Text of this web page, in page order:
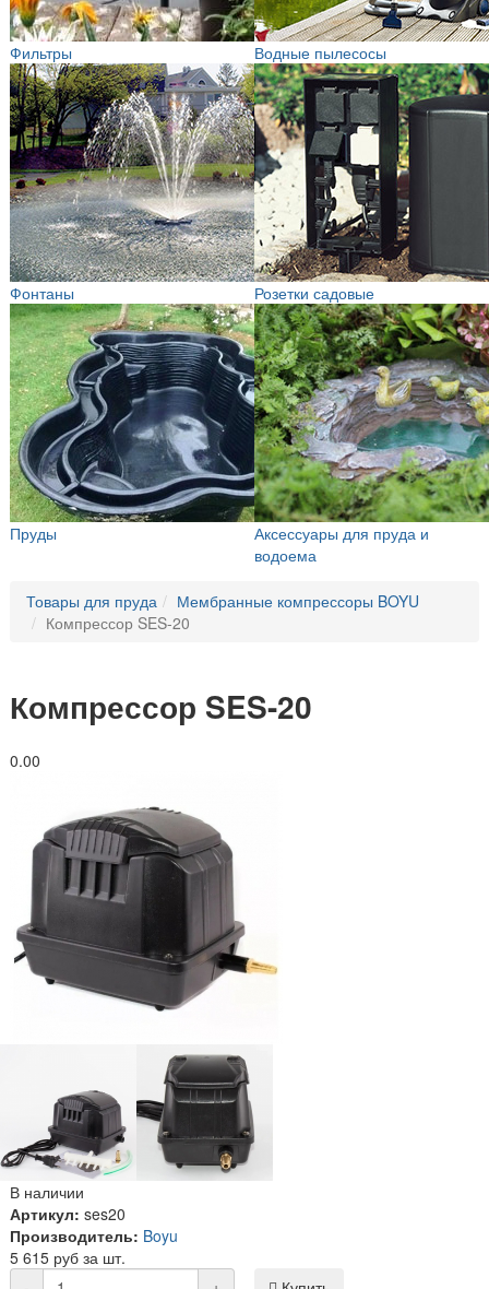
Фильтры Водные пылесосы
Фонтаны Розетки садовые
Пруды
Аксессуары для пруда и
водоема
Товары для пруда
Мембранные компрессоры BOYU
Компрессор SES-20
Компрессор SES-20
0.00
В наличии
Артикул: ses20
Производитель: Boyu
5 615 руб за шт.